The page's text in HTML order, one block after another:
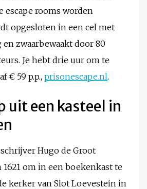
escape rooms worden
opgesloten in een cel met
zwaarbewaakt door 80
Je hebt drie uur om te
€ 59 p.p., prisonescape.nl.
uit een kasteel in
Hugo de Groot
om in een boekenkast te
kerker van Slot Loevestein in